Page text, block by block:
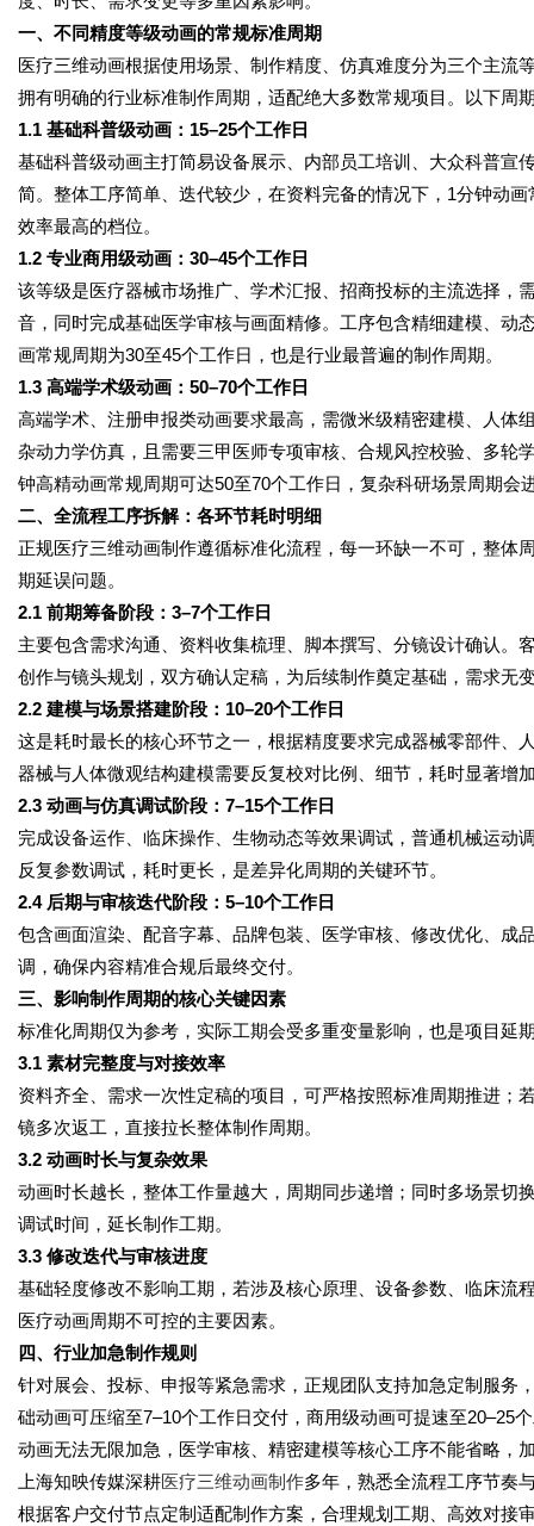
一、不同精度等级动画的常规标准周期
医疗三维动画根据使用场景、制作精度、仿真难度分为三个主
拥有明确的行业标准制作周期，适配绝大多数常规项目。以下周
1.1 基础科普级动画：15–25个工作日
基础科普级动画主打简易设备展示、内部员工培训、大众科普宣
简。整体工序简单、迭代较少，在资料完备的情况下，1分钟动
效率最高的档位。
1.2 专业商用级动画：30–45个工作日
该等级是医疗器械市场推广、学术汇报、招商投标的主流选择，
音，同时完成基础医学审核与画面精修。工序包含精细建模、动
画常规周期为30至45个工作日，也是行业最普遍的制作周期。
1.3 高端学术级动画：50–70个工作日
高端学术、注册申报类动画要求最高，需微米级精密建模、人体
杂动力学仿真，且需要三甲医师专项审核、合规风控校验、多轮
钟高精动画常规周期可达50至70个工作日，复杂科研场景周期会
二、全流程工序拆解：各环节耗时明细
正规医疗三维动画制作遵循标准化流程，每一环缺一不可，整
期延误问题。
2.1 前期筹备阶段：3–7个工作日
主要包含需求沟通、资料收集梳理、脚本撰写、分镜设计确认
创作与镜头规划，双方确认定稿，为后续制作奠定基础，需求无
2.2 建模与场景搭建阶段：10–20个工作日
这是耗时最长的核心环节之一，根据精度要求完成器械零部件、
器械与人体微观结构建模需要反复校对比例、细节，耗时显著增
2.3 动画与仿真调试阶段：7–15个工作日
完成设备运作、临床操作、生物动态等效果调试，普通机械运
反复参数调试，耗时更长，是差异化周期的关键环节。
2.4 后期与审核迭代阶段：5–10个工作日
包含画面渲染、配音字幕、品牌包装、医学审核、修改优化、成
调，确保内容精准合规后最终交付。
三、影响制作周期的核心关键因素
标准化周期仅为参考，实际工期会受多重变量影响，也是项目延
3.1 素材完整度与对接效率
资料齐全、需求一次性定稿的项目，可严格按照标准周期推进
镜多次返工，直接拉长整体制作周期。
3.2 动画时长与复杂效果
动画时长越长，整体工作量越大，周期同步递增；同时多场景切
调试时间，延长制作工期。
3.3 修改迭代与审核进度
基础轻度修改不影响工期，若涉及核心原理、设备参数、临床流
医疗动画周期不可控的主要因素。
四、行业加急制作规则
针对展会、投标、申报等紧急需求，正规团队支持加急定制服务
础动画可压缩至7–10个工作日交付，商用级动画可提速至20–25
动画无法无限加急，医学审核、精密建模等核心工序不能省略，
上海知映传媒深耕医疗三维动画制作多年，熟悉全流程工序节奏
根据客户交付节点定制适配制作方案，合理规划工期、高效对接